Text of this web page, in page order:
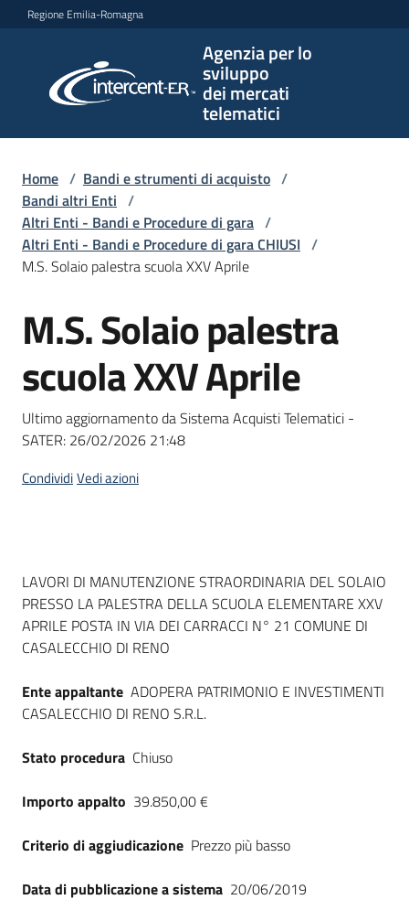
Vai al contenuto
Vai alla navigazione
Vai al footer
Regione Emilia-Romagna
Agenzia per lo
sviluppo
dei mercati
telematici
per lo
sviluppo
telematici
L'Agenzia
Bandi
strumenti
acquisto
telematiche
site
su
Home / Bandi e strumenti di acquisto /
Bandi altri Enti /
Altri Enti - Bandi e Procedure di gara /
Altri Enti - Bandi e Procedure di gara CHIUSI /
M.S. Solaio palestra scuola XXV Aprile
Salta al contenuto
M.S. Solaio palestra
scuola XXV Aprile
Ultimo aggiornamento da Sistema Acquisti Telematici -
SATER: 26/02/2026 21:48
CondividiVedi azioni
Dati del bando
LAVORI DI MANUTENZIONE STRAORDINARIA DEL SOLAIO
PRESSO LA PALESTRA DELLA SCUOLA ELEMENTARE XXV
APRILE POSTA IN VIA DEI CARRACCI N° 21 COMUNE DI
CASALECCHIO DI RENO
Ente appaltante ADOPERA PATRIMONIO E INVESTIMENTI
CASALECCHIO DI RENO S.R.L.
Stato procedura Chiuso
Importo appalto 39.850,00 €
Criterio di aggiudicazione Prezzo più basso
Data di pubblicazione a sistema 20/06/2019